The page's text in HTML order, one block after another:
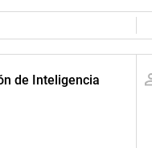
de Inteligencia